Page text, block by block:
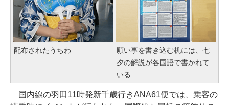
配布されたうちわ
願い事を書き込む机には、七
夕の解説が各国語で書かれて
いる
国内線の羽田11時発新千歳行きANA61便では、乗客の